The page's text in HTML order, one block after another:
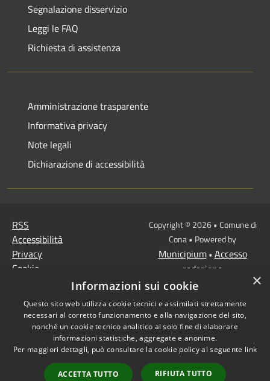
Segnalazione disservizio
Leggi le FAQ
Richiesta di assistenza
Amministrazione trasparente
Informativa privacy
Note legali
Dichiarazione di accessibilità
RSS
Accessibilità
Privacy
Cookie
MISSIONE 2 Rivoluzione
verde e transizione
ecologica
Missione 1 -
Digitalizzazione,
innovazione,
Copyright © 2026 • Comune di
Cona • Powered by
Municipium• Accesso
redazione
×
Informazioni sui cookie
Questo sito web utilizza cookie tecnici e assimilati strettamente
necessari al corretto funzionamento e alla navigazione del sito,
nonché un cookie tecnico analitico al solo fine di elaborare
informazioni statistiche, aggregate e anonime.
Per maggiori dettagli, può consultare la cookie policy al seguente link
ACCETTA TUTTO RIFIUTA TUTTO